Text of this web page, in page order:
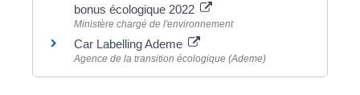
bonus écologique 2022
Ministère chargé de l'environnement
Car Labelling Ademe
Agence de la transition écologique (Ademe)